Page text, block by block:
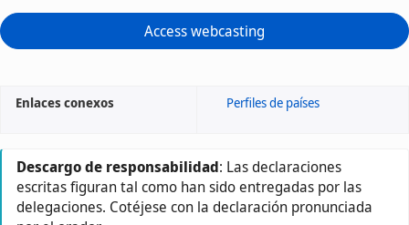
Access webcasting
Enlaces conexos Perfiles de países
Descargo de responsabilidad: Las declaraciones
escritas figuran tal como han sido entregadas por las
delegaciones. Cotéjese con la declaración pronunciada